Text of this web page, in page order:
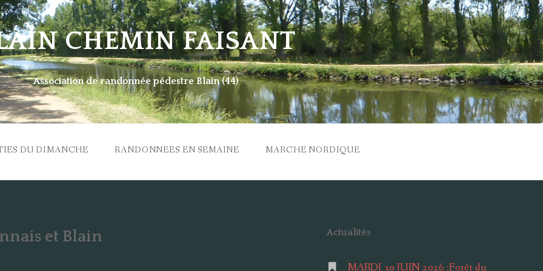
CHEMIN FAISANT
Association de randonnée pédestre Blain (44)
DU DIMANCHE RANDONNEES EN SEMAINE MARCHE NORDIQUE
et Blain Actualités
MARDI 30 JUIN 2026 :Forêt du